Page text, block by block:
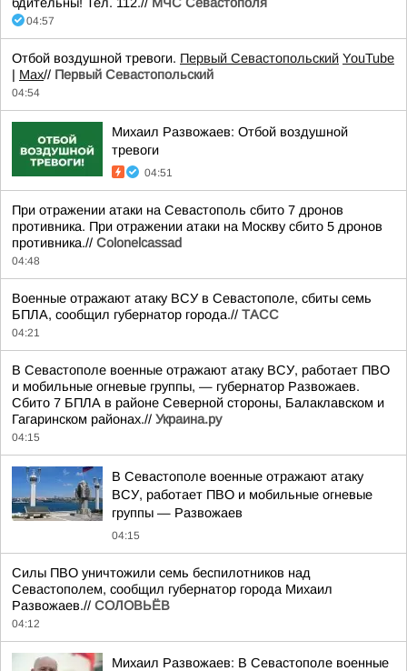
04:57
Отбой воздушной тревоги. Первый Севастопольский YouTube
| Max// Первый Севастопольский
04:54
Михаил Развожаев: Отбой воздушной
тревоги
04:51
При отражении атаки на Севастополь сбито 7 дронов
противника. При отражении атаки на Москву сбито 5 дронов
противника.// Colonelcassad
04:48
Военные отражают атаку ВСУ в Севастополе, сбиты семь
БПЛА, сообщил губернатор города.// ТАСС
04:21
В Севастополе военные отражают атаку ВСУ, работает ПВО
и мобильные огневые группы, — губернатор Развожаев.
Сбито 7 БПЛА в районе Северной стороны, Балаклавском и
Гагаринском районах.// Украина.ру
04:15
В Севастополе военные отражают атаку
ВСУ, работает ПВО и мобильные огневые
группы — Развожаев
04:15
Силы ПВО уничтожили семь беспилотников над
Севастополем, сообщил губернатор города Михаил
Развожаев.// СОЛОВЬЁВ
04:12
Михаил Развожаев: В Севастополе военные